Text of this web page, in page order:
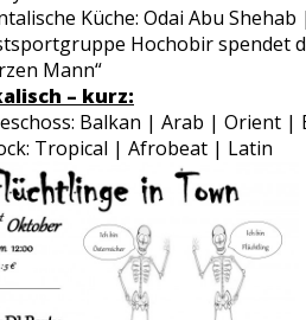
Küche: Odai Abu Shehab
Hochobir spendet
Mann“
– kurz:
Balkan | Arab | Orient |
Tropical | Afrobeat | Latin